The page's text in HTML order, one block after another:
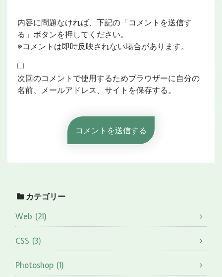
内容に問題なければ、下記の「コメントを送信す
る」ボタンを押してください。
※コメントは即時反映されない場合があります。
次回のコメントで使用するためブラウザーに自分の
名前、メールアドレス、サイトを保存する。
カテゴリー
Web (21)
CSS (3)
Photoshop (1)